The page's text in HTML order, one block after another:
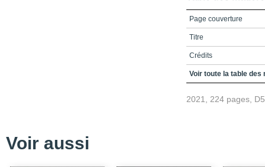
Page couverture
Titre
Crédits
Remerciements
Introduction et
Voir toute la table des
2021, 224 pages,
Voir aussi